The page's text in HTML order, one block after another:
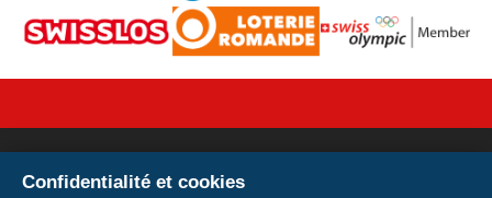
Confidentialité et cookies